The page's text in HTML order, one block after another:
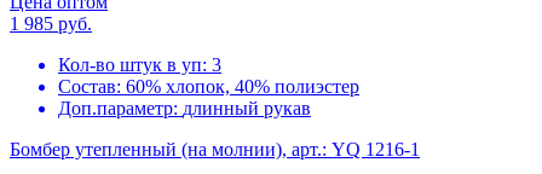
1 985 руб.
Кол-во штук в уп: 3
Состав: 60% хлопок, 40% полиэстер
Доп.параметр: длинный рукав
Бомбер утепленный (на молнии), арт.: YQ 1216-1